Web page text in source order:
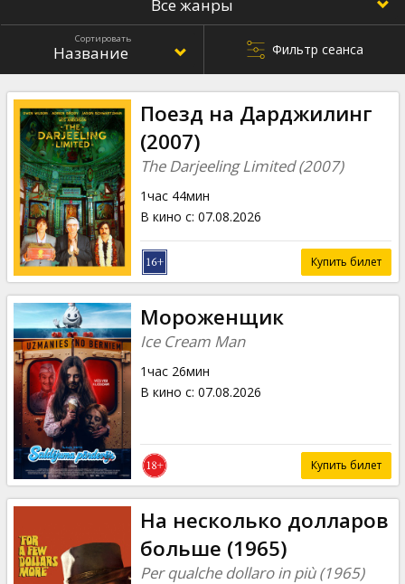
B2B
Клуб
Сортировать
Фильтр сеанса
Поезд на Дарджилинг
(2007)
The Darjeeling Limited (2007)
1час 44мин
В кино с: 07.08.2026
Купить билет
Мороженщик
Ice Cream Man
1час 26мин
В кино с: 07.08.2026
Купить билет
На несколько долларов
больше (1965)
Per qualche dollaro in più (1965)